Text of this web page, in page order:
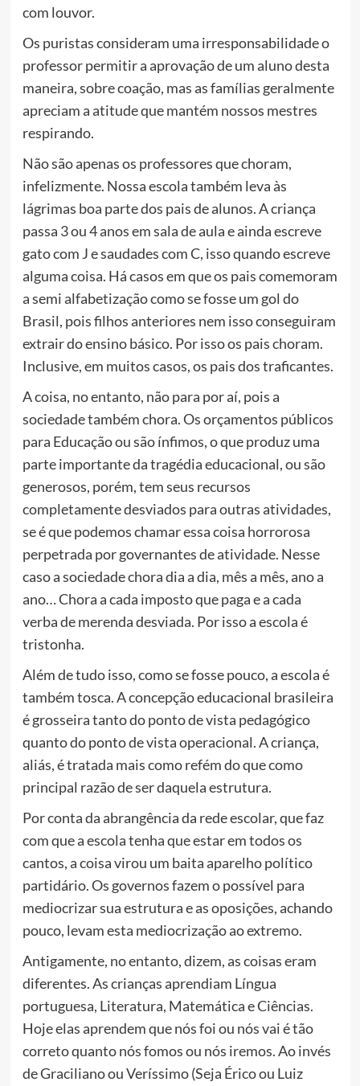
com louvor.
Os puristas consideram uma irresponsabilidade o
professor permitir a aprovação de um aluno desta
maneira, sobre coação, mas as famílias geralmente
apreciam a atitude que mantém nossos mestres
respirando.
Não são apenas os professores que choram,
infelizmente. Nossa escola também leva às
lágrimas boa parte dos pais de alunos. A criança
passa 3 ou 4 anos em sala de aula e ainda escreve
gato com J e saudades com C, isso quando escreve
alguma coisa. Há casos em que os pais comemoram
a semi alfabetização como se fosse um gol do
Brasil, pois filhos anteriores nem isso conseguiram
extrair do ensino básico. Por isso os pais choram.
Inclusive, em muitos casos, os pais dos traficantes.
A coisa, no entanto, não para por aí, pois a
sociedade também chora. Os orçamentos públicos
para Educação ou são ínfimos, o que produz uma
parte importante da tragédia educacional, ou são
generosos, porém, tem seus recursos
completamente desviados para outras atividades,
se é que podemos chamar essa coisa horrorosa
perpetrada por governantes de atividade. Nesse
caso a sociedade chora dia a dia, mês a mês, ano a
ano… Chora a cada imposto que paga e a cada
verba de merenda desviada. Por isso a escola é
tristonha.
Além de tudo isso, como se fosse pouco, a escola é
também tosca. A concepção educacional brasileira
é grosseira tanto do ponto de vista pedagógico
quanto do ponto de vista operacional. A criança,
aliás, é tratada mais como refém do que como
principal razão de ser daquela estrutura.
Por conta da abrangência da rede escolar, que faz
com que a escola tenha que estar em todos os
cantos, a coisa virou um baita aparelho político
partidário. Os governos fazem o possível para
mediocrizar sua estrutura e as oposições, achando
pouco, levam esta mediocrização ao extremo.
Antigamente, no entanto, dizem, as coisas eram
diferentes. As crianças aprendiam Língua
portuguesa, Literatura, Matemática e Ciências.
Hoje elas aprendem que nós foi ou nós vai é tão
correto quanto nós fomos ou nós iremos. Ao invés
de Graciliano ou Veríssimo (Seja Érico ou Luiz